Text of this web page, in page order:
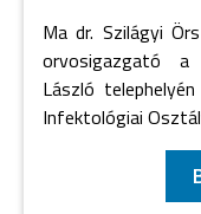
Ma dr. Szilágyi
orvosigazgató a
László
Infektológiai